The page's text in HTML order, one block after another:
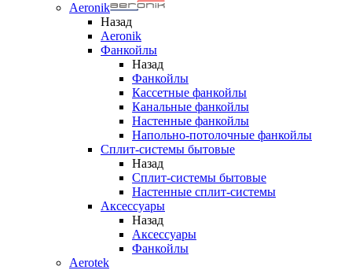
Aeronik
Назад
Aeronik
Фанкойлы
Назад
Фанкойлы
Кассетные фанкойлы
Канальные фанкойлы
Настенные фанкойлы
Напольно-потолочные фанкойлы
Сплит-системы бытовые
Назад
Сплит-системы бытовые
Настенные сплит-системы
Аксессуары
Назад
Аксессуары
Фанкойлы
Aerotek